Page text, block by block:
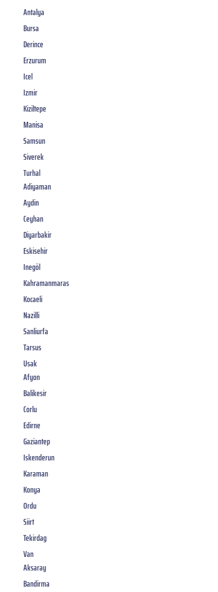
Antalya
Bursa
Derince
Erzurum
Icel
Izmir
Kiziltepe
Manisa
Samsun
Siverek
Turhal
Adiyaman
Aydin
Ceyhan
Diyarbakir
Eskisehir
Inegöl
Kahramanmaras
Kocaeli
Nazilli
Sanliurfa
Tarsus
Usak
Afyon
Balikesir
Corlu
Edirne
Gaziantep
Iskenderun
Karaman
Konya
Ordu
Siirt
Tekirdag
Van
Aksaray
Bandirma